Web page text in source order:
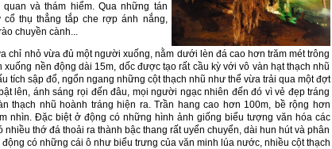
và thám hiểm. Qua những tán
cổ thụ thẳng tắp che rợp ánh nắng,
chuyền cành...
chỉ nhỏ vừa đủ một người xuống, nằm dưới lèn đá cao hơn trăm mét trông
xuống nền động dài 15m, dốc được tạo rất cầu kỳ với vô vàn hạt thạch nhũ
tích sập đổ, ngổn ngang những cột thạch nhũ như thể vừa trải qua một đợt
lên, ánh sáng rọi đến đâu, mọi người ngạc nhiên đến đó vì vẻ đẹp tráng
thạch nhũ hoành tráng hiện ra. Trần hang cao hơn 100m, bề rộng hơn
nhìn. Ðặc biệt ở động có những hình ảnh giống biểu tượng văn hóa các
nhiều thớ đá thoải ra thành bậc thang rất uyển chuyển, dài hun hút và phân
có những cái ô như biểu trưng của văn minh lúa nước, nhiều cột thạch